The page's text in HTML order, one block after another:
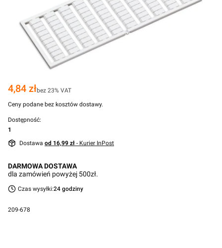
Cena
4,84 złbez 23% VAT
Ceny podane bez kosztów dostawy.
Dostępność:
1
Dostawa od 16,99 zł - Kurier InPost
DARMOWA DOSTAWA
dla zamówień powyżej 500zł.
Czas wysyłki:24 godziny
209-678